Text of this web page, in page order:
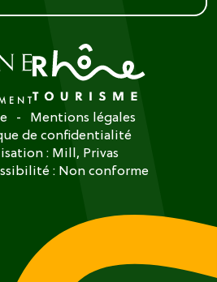
Mentions légales
de confidentialité
: Mill, Privas
: Non conforme